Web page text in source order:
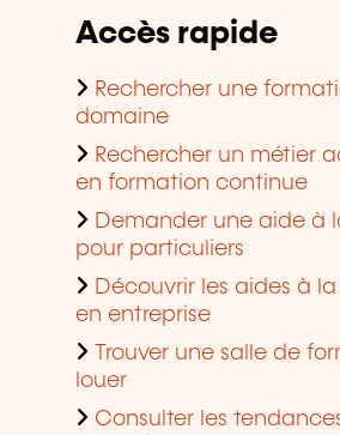
Accès rapide
Rechercher une
domaine
Rechercher un métier
en formation continue
Demander une aide à
pour particuliers
Découvrir les aides à
en entreprise
Trouver une salle de
louer
Consulter les